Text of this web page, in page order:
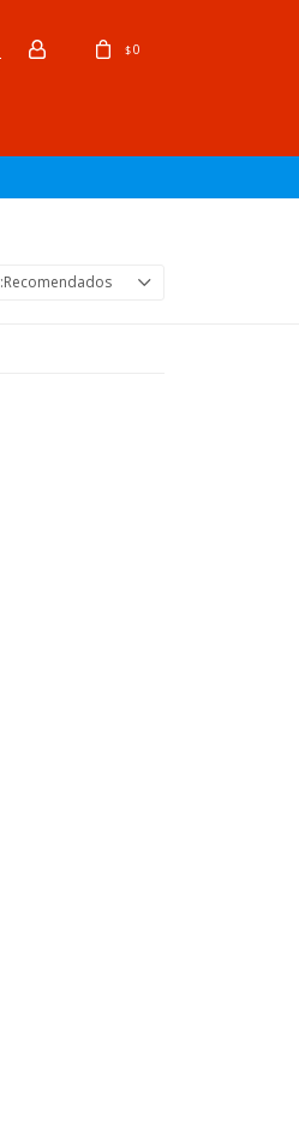
$0
Recomendados